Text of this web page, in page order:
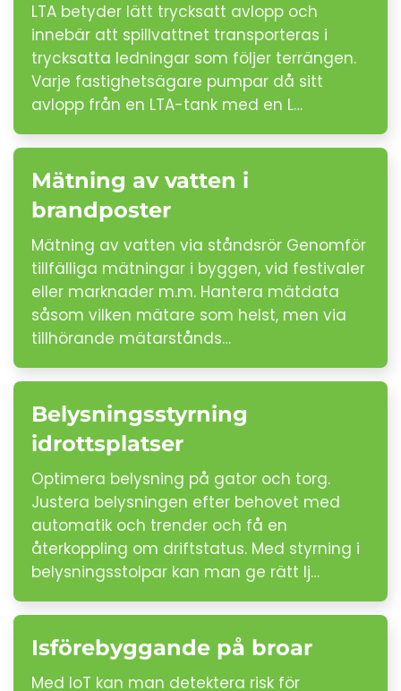
LTA betyder lätt trycksatt avlopp och
innebär att spillvattnet transporteras i
trycksatta ledningar som följer terrängen.
Varje fastighetsägare pumpar då sitt
avlopp från en LTA-tank med en L…
Mätning av vatten i
brandposter
Mätning av vatten via ståndsrör Genomför
tillfälliga mätningar i byggen, vid festivaler
eller marknader m.m. Hantera mätdata
såsom vilken mätare som helst, men via
tillhörande mätarstånds…
Belysningsstyrning
idrottsplatser
Optimera belysning på gator och torg.
Justera belysningen efter behovet med
automatik och trender och få en
återkoppling om driftstatus. Med styrning i
belysningsstolpar kan man ge rätt lj…
Isförebyggande på broar
Med IoT kan man detektera risk för